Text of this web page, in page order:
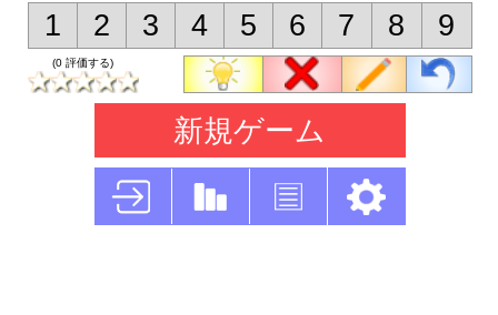
1 2 3 4 5 6 7 8 9
(0 評価する)
新規ゲーム